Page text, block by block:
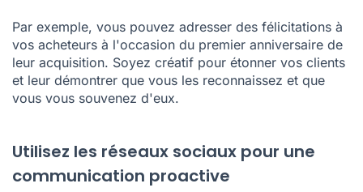
Par exemple, vous pouvez adresser des félicitations à
vos acheteurs à l'occasion du premier anniversaire de
leur acquisition. Soyez créatif pour étonner vos clients
et leur démontrer que vous les reconnaissez et que
vous vous souvenez d'eux.
Utilisez les réseaux sociaux pour une
communication proactive